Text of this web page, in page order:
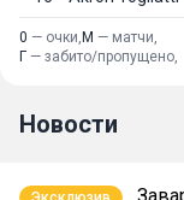
0 — очки, М — матчи,
Г — забито/пропущено,
Новости